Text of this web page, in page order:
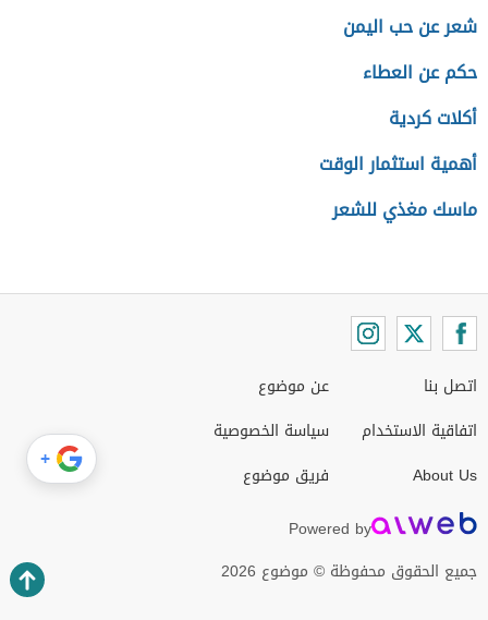
شعر عن حب اليمن
حكم عن العطاء
أكلات كردية
أهمية استثمار الوقت
ماسك مغذي للشعر
اتصل بنا
اتفاقية الاستخدام
About Us
عن موضوع
سياسة الخصوصية
فريق موضوع
Powered by
جميع الحقوق محفوظة © موضوع 2026
+